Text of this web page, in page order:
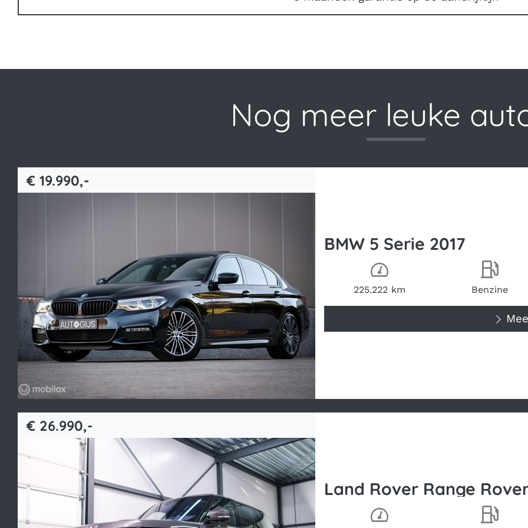
Nog meer leuke
Bekijk occasion
€ 19.990,-
BMW 5 Serie 2017
Kilometerstand
225.222 km Benzine
€ 26.990,-
Land Rover Range
Kilometerstand